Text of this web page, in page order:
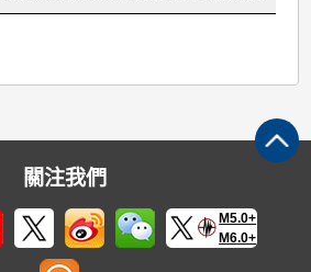
關注我們
M5.0+
M6.0+